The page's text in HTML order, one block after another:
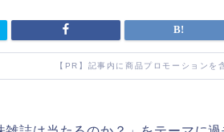
【PR】記事内に商品プロモーションを